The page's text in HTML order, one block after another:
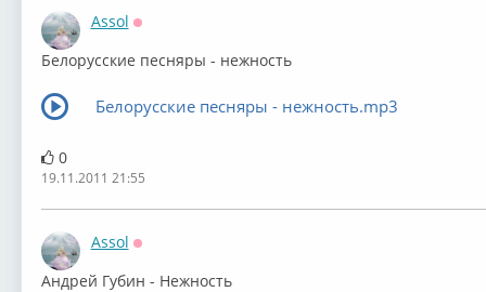
Assol
Белорусские песняры - нежность
Белорусские песняры - нежность.mp3
0
19.11.2011 21:55
Assol
Андрей Губин - Нежность